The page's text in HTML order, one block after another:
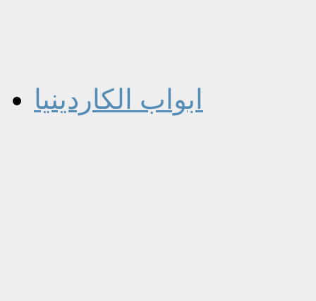
ابواب الكاردينيا